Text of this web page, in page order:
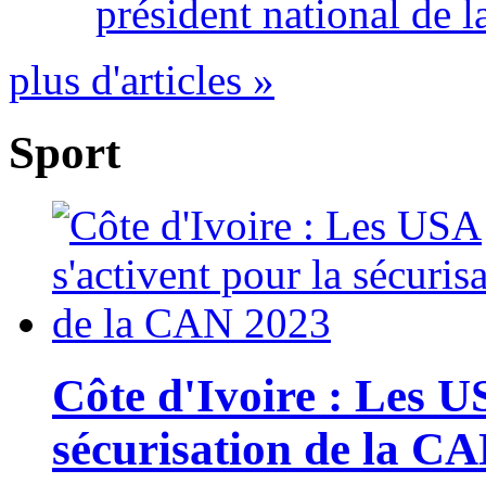
président national de
plus d'articles »
Sport
Côte d'Ivoire : Les
sécurisation de la